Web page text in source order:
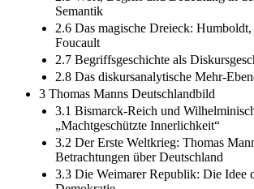
Semantik
2.6 Das magische Dreieck:
Foucault
2.7 Begriffsgeschichte als
2.8 Das diskursanalytische Mehr-
3 Thomas Manns Deutschlandbild
3.1 Bismarck-Reich und
„Machtgeschützte Innerlichkeit“
3.2 Der Erste Weltkrieg: Thomas
Betrachtungen über Deutschland
3.3 Die Weimarer Republik: Die Idee